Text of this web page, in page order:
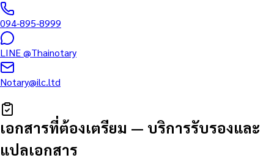
094-895-8999
LINE@Thainotary
Notary@ilc.ltd
เอกสารที่ต้องเตรียม — บริการรับรองและ
แปลเอกสาร